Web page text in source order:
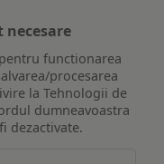
necesare
functionarea
procesarea
la Tehnologii de
dumneavoastra
dezactivate.